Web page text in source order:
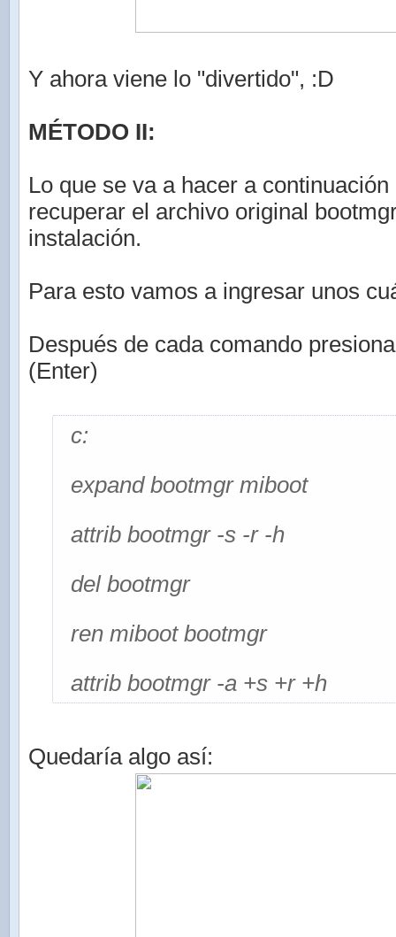
Y ahora viene lo "divertido", :D
MÉTODO II:
Lo que se va a hacer a
recuperar el archivo original
instalación.
Para esto vamos a ingresar unos
Después de cada comando
(Enter)
c:
expand bootmgr miboot
attrib bootmgr -s -r -h
del bootmgr
ren miboot bootmgr
attrib bootmgr -a +s +r +h
Quedaría algo así: